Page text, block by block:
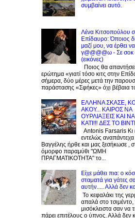
συμβαίνει αυτό.
Λένα Κιτσοπούλου
Επίδαυρο: Όποιος
μαζί μου, να έρθει
γ@@@@ω - Σε σοκ
(εικόνες)
Ποιος θα
ερώτημα «γιατί τόσο κιτς στην
σήμερα, δύο μέρες μετά την
παράστασης «Σφήκες» όχι βέβαια
EΛΛΗΝΑ ΣΚΑΣΕ,
ΑΚΟΥ... ΚΑΙΡΟΣ ΝΑ
ΟΥΡΛIAΞΕΙΣ ΚΑΙ
KATI!!! ΔΕΣ TO
Antonis Farsaris Κι
εντελώς
Βαγγέλης ήρθε και μας ξεσήκωσε ,
όμορφο παραμύθι "ΩΜΗ
ΠΡΑΓΜΑΤΙΚΟΤΗΤΑ" το...
Είχε μάθει πια: ο
σταματά για γάτες
αυτήν..... Αλλά δεν
Το κεφαλάκι της
απαλά στο τσιμέντο,
μισόκλειστα σαν να
πάρει επιτέλους ο ύπνος. Αλλά δεν